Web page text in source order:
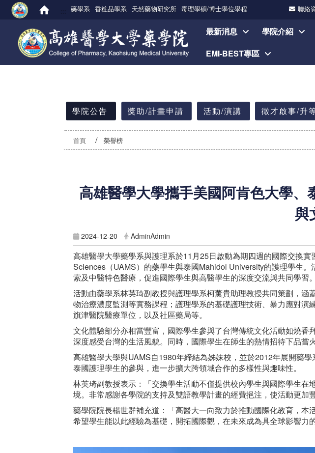
藥學系 香粧品學系 天然藥物研究所 毒理學碩/博士學位學程 聯絡
最新消息 學院介紹
EMI-BEST專區
學院公告
獎助/計畫申請 活動/演講 徵才啟事/升
首頁 榮譽榜
高雄醫學大學攜手美國阿肯色大學
與
2024-12-20 AdminAdmin
高雄醫學大學藥學系與護理系於11月25日啟動為期四週的國際交換
Sciences（UAMS）的藥學生與泰國Mahidol University的護理學生
索及中醫特色醫療，促進國際學生與高醫學生的深度交流與共同學習。
活動由藥學系林英琦副教授與護理學系柯薰貴助理教授共同策劃，
物治療濃度監測等實務課程；護理學系的基礎護理技術、暴力應對
旗津醫院醫療單位，以及社區藥局等。
文化體驗部分亦相當豐富，國際學生參與了台灣傳統文化活動如燒
深度感受台灣的生活風貌。同時，國際學生在師生的熱情招待下品嘗
高雄醫學大學與UAMS自1980年締結為姊妹校，並於2012年展開藥
泰國護理學生的參與，進一步擴大跨領域合作的多樣性與趣味性。
林英琦副教授表示：「交換學生活動不僅提供校內學生與國際學生
境。非常感謝各學院的支持及雙語教學計畫的經費挹注，使活動更加
藥學院院長楊世群補充道：「高醫大一向致力於推動國際化教育，
希望學生能以此經驗為基礎，開拓國際觀，在未來成為具全球影響力